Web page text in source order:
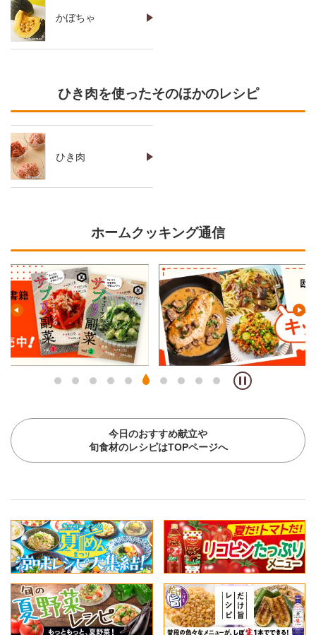
かぼちゃ
ひき肉を使ったそのほかのレシピ
ひき肉
ホームクッキング通信
今日のおすすめ献立や
旬食材のレシピはTOPページへ